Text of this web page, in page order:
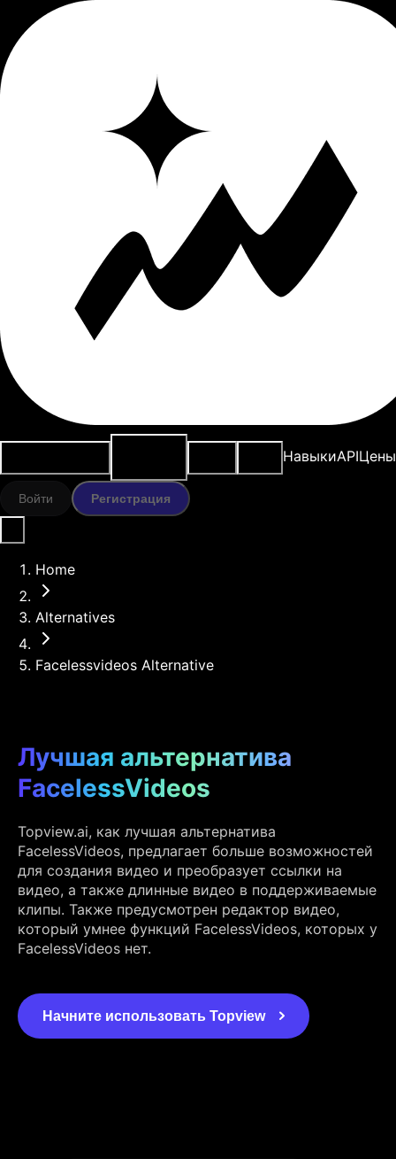
НавыкиAPIЦены
Войти Регистрация
Home
Alternatives
Facelessvideos Alternative
Лучшая альтернатива
FacelessVideos
Topview.ai, как лучшая альтернатива
FacelessVideos, предлагает больше возможностей
для создания видео и преобразует ссылки на
видео, а также длинные видео в поддерживаемые
клипы. Также предусмотрен редактор видео,
который умнее функций FacelessVideos, которых у
FacelessVideos нет.
Начните использовать Topview